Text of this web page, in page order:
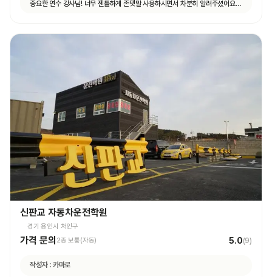
중요한 연수 강사님! 너무 젠틀하게 존댓말 사용하시면서 차분히 알려주셨어요
신판교 자동차운전학원
경기 용인시 처인구
가격 문의 2종 보통(자동) 5.0(9)
작성자 : 카마로